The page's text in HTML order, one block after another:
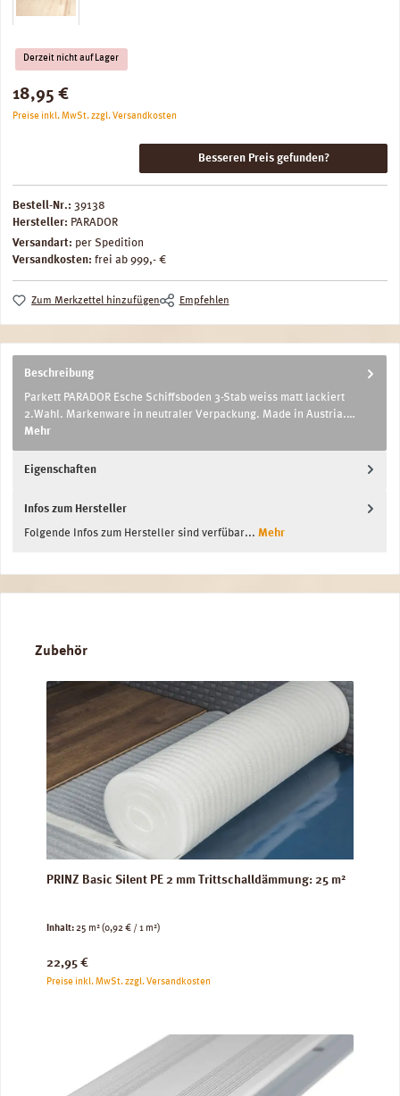
Derzeit nicht auf Lager
Regulärer Preis:
18,95 €
Preise inkl. MwSt. zzgl. Versandkosten
Besseren Preis gefunden?
Bestell-Nr.: 39138
Hersteller: PARADOR
Versandart: per Spedition
Versandkosten: frei ab 999,- €
Zum Merkzettel hinzufügen Empfehlen
Beschreibung
Parkett PARADOR Esche Schiffsboden 3-Stab weiss matt lackiert
2.Wahl. Markenware in neutraler Verpackung. Made in Austria.…
Mehr
Eigenschaften
Infos zum Hersteller
Folgende Infos zum Hersteller sind verfübar... Mehr
Produktgalerie überspringen
Zubehör
PRINZ Basic Silent PE 2 mm Trittschalldämmung: 25 m²
Inhalt:25 m²(0,92 € / 1 m²)
Regulärer Preis:
22,95 €
Preise inkl. MwSt. zzgl. Versandkosten